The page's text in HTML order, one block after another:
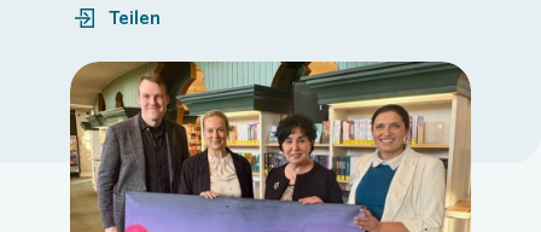
Login
Teilen
Loading...